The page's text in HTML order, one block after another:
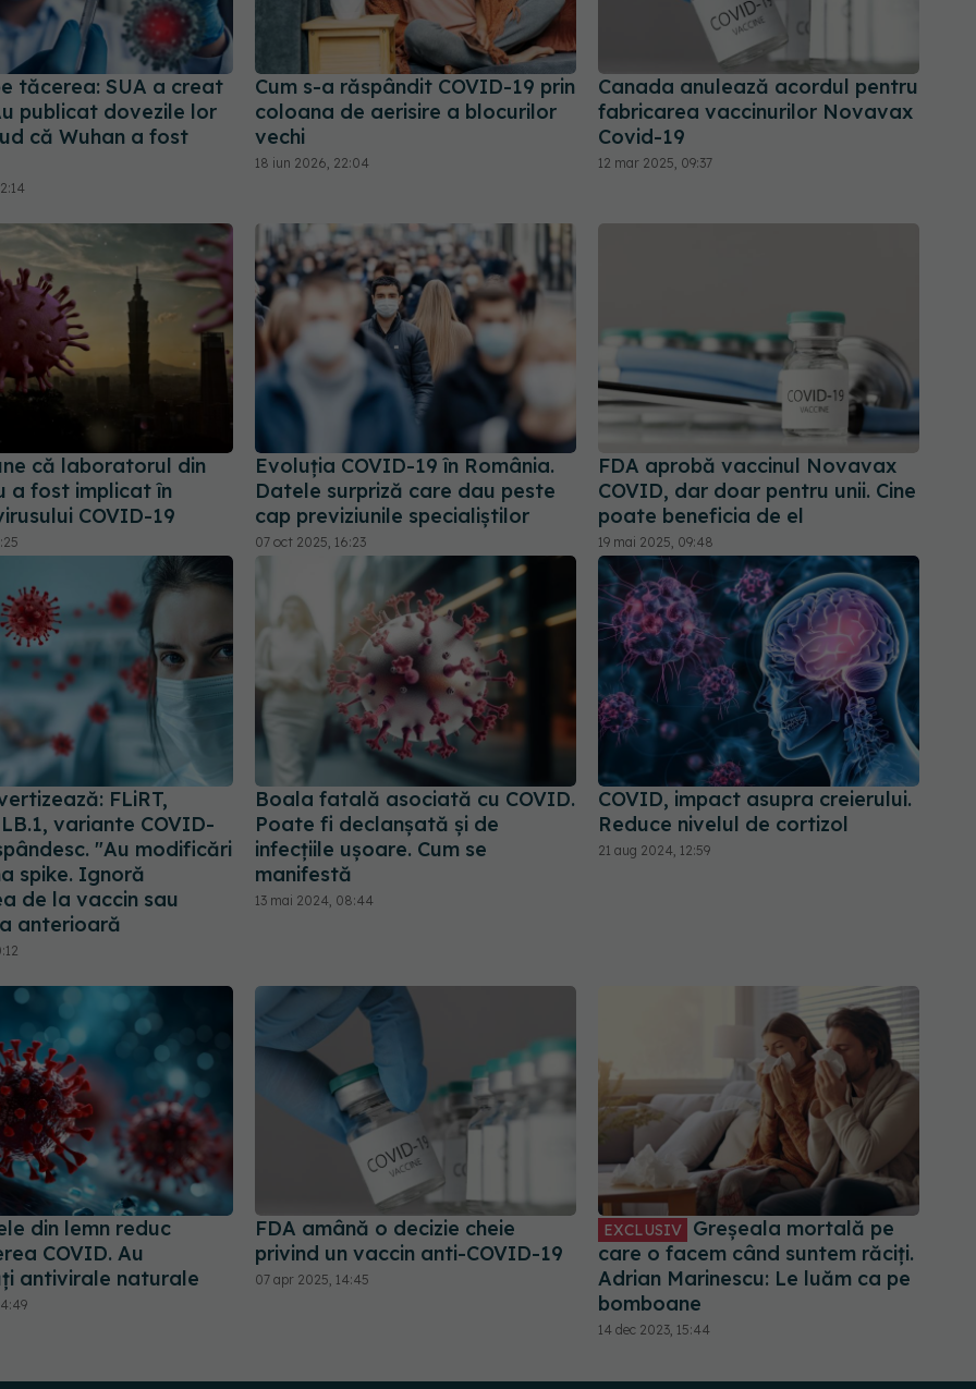
tăcerea: SUA a creat
publicat dovezile lor
că Wuhan a fost
Cum s-a răspândit COVID-19 prin
coloana de aerisire a blocurilor
vechi
18 iun 2026, 22:04
Canada anulează acordul pentru
fabricarea vaccinurilor Novavax
Covid-19
12 mar 2025, 09:37
că laboratorul din
a fost implicat în
COVID-19
Evoluția COVID-19 în România.
Datele surpriză care dau peste
cap previziunile specialiștilor
07 oct 2025, 16:23
FDA aprobă vaccinul Novavax
COVID, dar doar pentru unii. Cine
poate beneficia de el
19 mai 2025, 09:48
FLiRT,
LB.1, variante COVID-
"Au modificări
spike. Ignoră
de la vaccin sau
anterioară
Boala fatală asociată cu COVID.
Poate fi declanșată și de
infecțiile ușoare. Cum se
manifestă
13 mai 2024, 08:44
COVID, impact asupra creierului.
Reduce nivelul de cortizol
21 aug 2024, 12:59
din lemn reduc
COVID. Au
antivirale naturale
FDA amână o decizie cheie
privind un vaccin anti-COVID-19
07 apr 2025, 14:45
EXCLUSIV
Greșeala mortală pe
care o facem când suntem răciți.
Adrian Marinescu: Le luăm ca pe
bomboane
14 dec 2023, 15:44